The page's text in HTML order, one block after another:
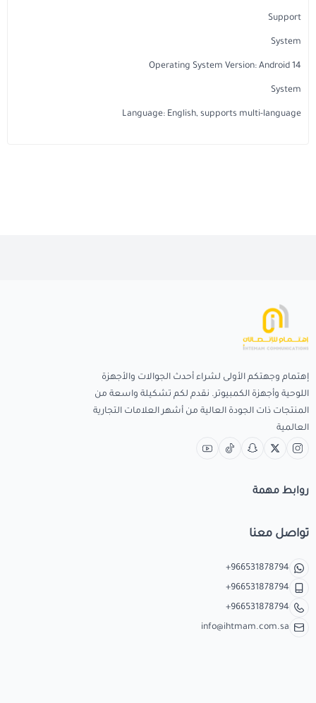
Support
System
Operating System Version: Android 14
System
Language: English, supports multi-language
إهتمام وجهتكم الأولى لشراء أحدث الجوالات والأجهزة
اللوحية وأجهزة الكمبيوتر. نقدم لكم تشكيلة واسعة من
المنتجات ذات الجودة العالية من أشهر العلامات التجارية
العالمية
روابط مهمة
تواصل معنا
+966531878794
+966531878794
+966531878794
info@ihtmam.com.sa